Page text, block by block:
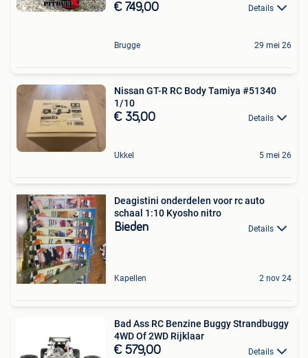
€ 749,00 Details
Brugge 29 mei 26
Nissan GT-R RC Body Tamiya #51340
1/10
€ 35,00 Details
Ukkel 5 mei 26
Deagistini onderdelen voor rc auto
schaal 1:10 Kyosho nitro
Bieden Details
Kapellen 2 nov 24
Bad Ass RC Benzine Buggy Strandbuggy
4WD Of 2WD Rijklaar
€ 579,00 Details